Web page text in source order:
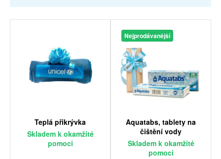
Teplá přikrývka
Skladem k okamžité
pomoci
Nejprodávanější
Aquatabs, tablety na
čištění vody
Skladem k okamžité
pomoci